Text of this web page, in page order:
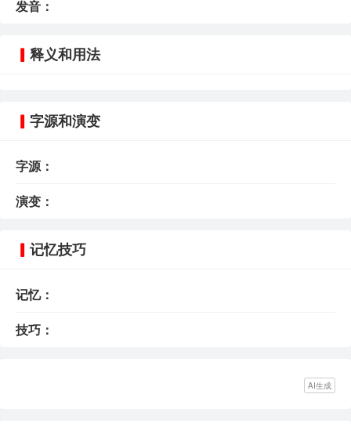
发音：
释义和用法
字源和演变
字源：
演变：
记忆技巧
记忆：
技巧：
AI生成